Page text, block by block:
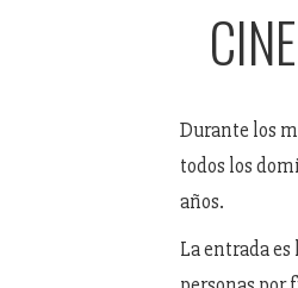
Durante los
todos los
años.
La entrada